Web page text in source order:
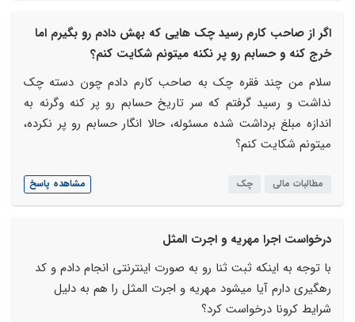
اگر از صاحب کارم رسید چک هایی که بهش دادم رو بگیرم اما
خرج کنه و حسابم رو پر نکنه میتونم شکایت کنم؟
سلام من چند فقره چک به صاحب کارم دادم چون دسته چک
نداشت و رسید گرفتم که سر تاریخ حسابم رو پر کنه وگرنه به
اندازه مبلغ برداشت شده مسئوله، حالا انگار حسابم رو پر نکرده،
میتونم شکایت کنم؟
مطالبات مالی چک مشاهده پاسخ
درخواست اجرا مهریه و اجرت المثل
با توجه به اینکه ثبت ثنا رو به صورت اینترنتی انجام دادم و کد
رهگیری دارم آیا میشود مهریه و اجرت المثل را هم به دلیل
شرایط کرونا درخواست کرد؟